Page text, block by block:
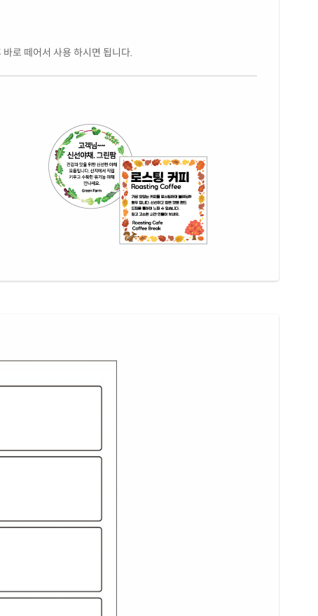
로 떼어서 사용 하시면 됩니다.